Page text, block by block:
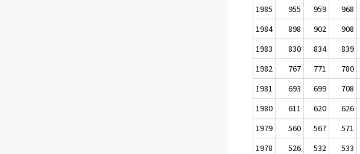
1985
955 959 968
1984
898 902 908
1983
830 834 839
1982
767 771 780
1981
693 699 708
1980
611 620 626
1979
560 567 571
1978
526 532 533